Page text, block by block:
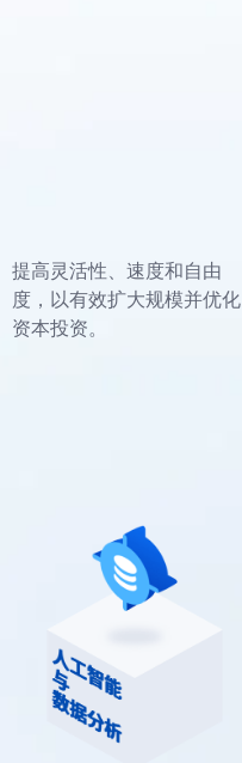
提高灵活性、速度和自由
度，以有效扩大规模并优化
资本投资。